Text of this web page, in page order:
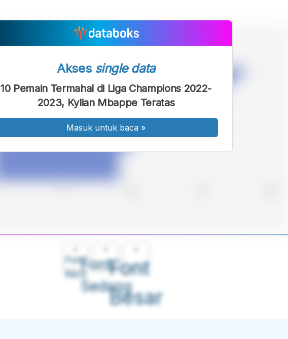
Font
Kecil
Font
Sedang
Font
Besar
Akses single data
10 Pemain Termahal di Liga Champions 2022-
2023, Kylian Mbappe Teratas
Masuk untuk baca »